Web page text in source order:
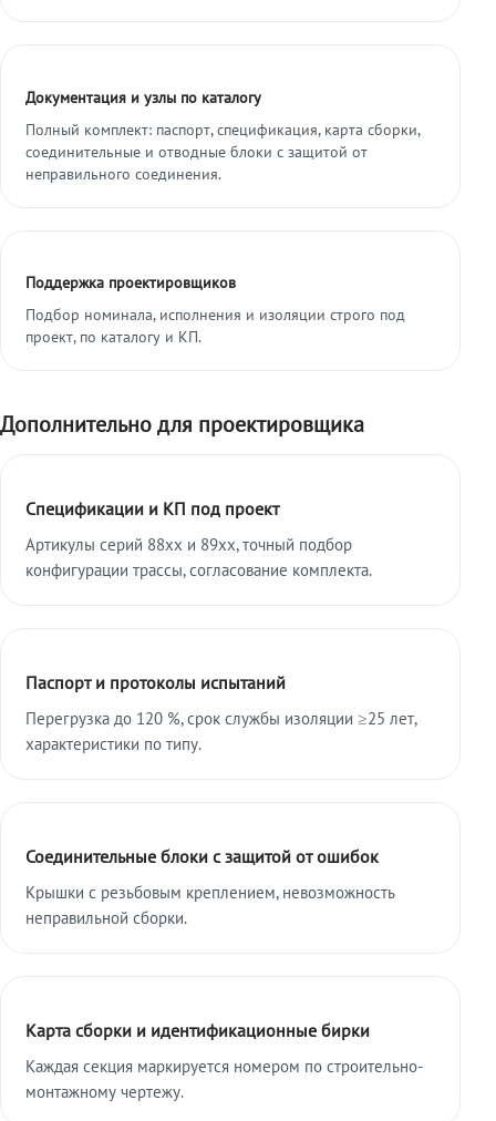
Документация и узлы по каталогу
Полный комплект: паспорт, спецификация, карта сборки,
соединительные и отводные блоки с защитой от
неправильного соединения.
Поддержка проектировщиков
Подбор номинала, исполнения и изоляции строго под
проект, по каталогу и КП.
Дополнительно для проектировщика
Спецификации и КП под проект
Артикулы серий 88xx и 89xx, точный подбор
конфигурации трассы, согласование комплекта.
Паспорт и протоколы испытаний
Перегрузка до 120 %, срок службы изоляции ≥25 лет,
характеристики по типу.
Соединительные блоки с защитой от ошибок
Крышки с резьбовым креплением, невозможность
неправильной сборки.
Карта сборки и идентификационные бирки
Каждая секция маркируется номером по строительно-
монтажному чертежу.